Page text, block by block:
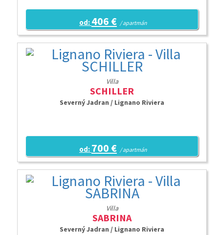
od: 406 € / apartmán
Villa
SCHILLER
Severný Jadran / Lignano Riviera
od: 700 € / apartmán
Villa
SABRINA
Severný Jadran / Lignano Riviera